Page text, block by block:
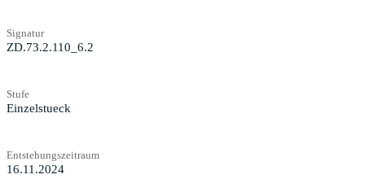
Signatur
ZD.73.2.110_6.2
Stufe
Einzelstueck
Entstehungszeitraum
16.11.2024